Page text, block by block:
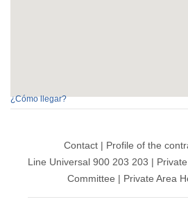
¿Cómo llegar?
Contact | Profile of the
Line Universal 900 203 203 |
Committee | Private Area